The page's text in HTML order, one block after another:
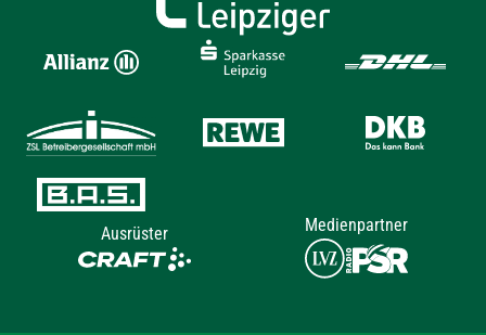
Ausrüster Medienpartner